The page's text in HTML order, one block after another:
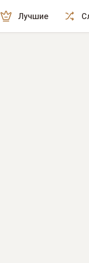
Лучшие